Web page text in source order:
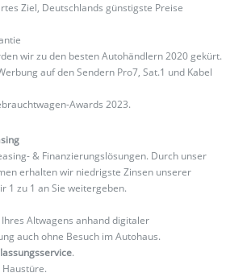
Ziel, Deutschlands günstigste Preise
wir zu den besten Autohändlern 2020 gekürt.
auf den Sendern Pro7, Sat.1 und Kabel
Awards 2023.
& Finanzierungslösungen. Durch unser
erhalten wir niedrigste Zinsen unserer
1 zu 1 an Sie weitergeben.
Ihres Altwagens anhand digitaler
auch ohne Besuch im Autohaus.
.